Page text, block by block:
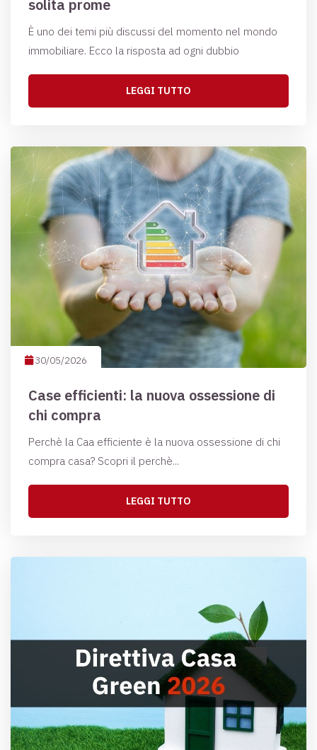
solita prome
È uno dei temi più discussi del momento nel mondo
immobiliare. Ecco la risposta ad ogni dubbio
LEGGI TUTTO
30/05/2026
Case efficienti: la nuova ossessione di
chi compra
Perchè la Caa efficiente è la nuova ossessione di chi
compra casa? Scopri il perchè...
LEGGI TUTTO